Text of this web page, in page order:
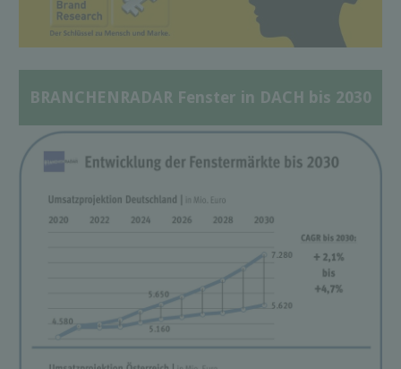
BRANCHENRADAR Fenster in DACH bis 2030